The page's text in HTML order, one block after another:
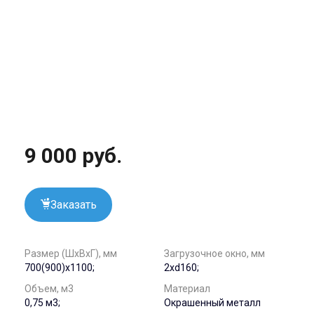
9 000 руб.
Заказать
Размер (ШхВхГ), мм
700(900)х1100;
Загрузочное окно, мм
2хd160;
Объем, м3
0,75 м3;
Материал
Окрашенный металл